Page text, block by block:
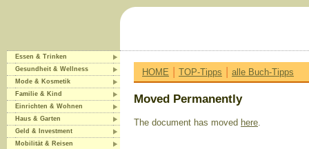
Essen & Trinken
Gesundheit & Wellness
Mode & Kosmetik
Familie & Kind
Einrichten & Wohnen
Haus & Garten
Geld & Investment
Mobilität & Reisen
HOME | TOP-Tipps | alle Buch-Tipps
Moved Permanently
The document has moved here.